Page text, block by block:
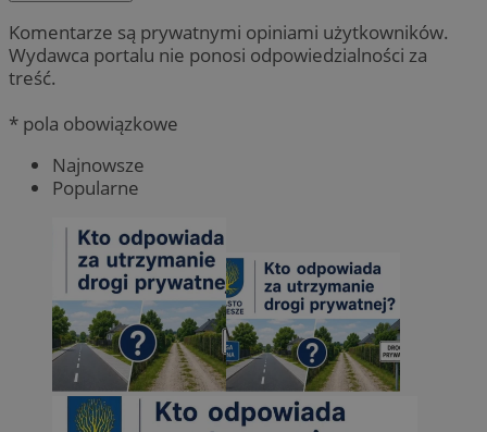
Komentarze są prywatnymi opiniami użytkowników.
Wydawca portalu nie ponosi odpowiedzialności za
treść.
* pola obowiązkowe
Najnowsze
Popularne